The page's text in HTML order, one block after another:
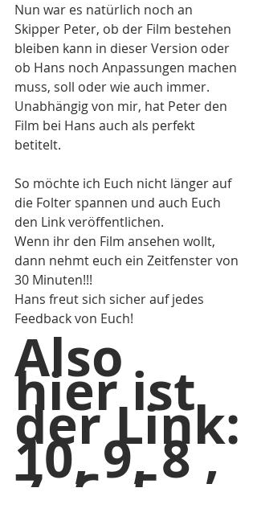
Nun war es natürlich noch an
Skipper Peter, ob der Film bestehen
bleiben kann in dieser Version oder
ob Hans noch Anpassungen machen
muss, soll oder wie auch immer.
Unabhängig von mir, hat Peter den
Film bei Hans auch als perfekt
betitelt.
So möchte ich Euch nicht länger auf
die Folter spannen und auch Euch
den Link veröffentlichen.
Wenn ihr den Film ansehen wollt,
dann nehmt euch ein Zeitfenster von
30 Minuten!!!
Hans freut sich sicher auf jedes
Feedback von Euch!
Also
hier ist
der Link:
10, 9, 8 ,
7, 6, 5,